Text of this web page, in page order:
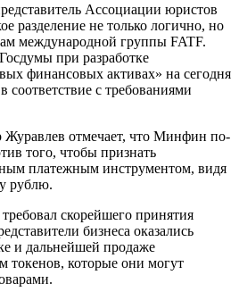
Ассоциации юристов
разделение не только логично, но
международной группы FATF.
при разработке
финансовых активах» на сегодня
соответствие с требованиями
Журавлев отмечает, что Минфин по-
того, чтобы признать
платежным инструментом, видя
рублю.
скорейшего принятия
бизнеса оказались
и дальнейшей продаже
токенов, которые они могут